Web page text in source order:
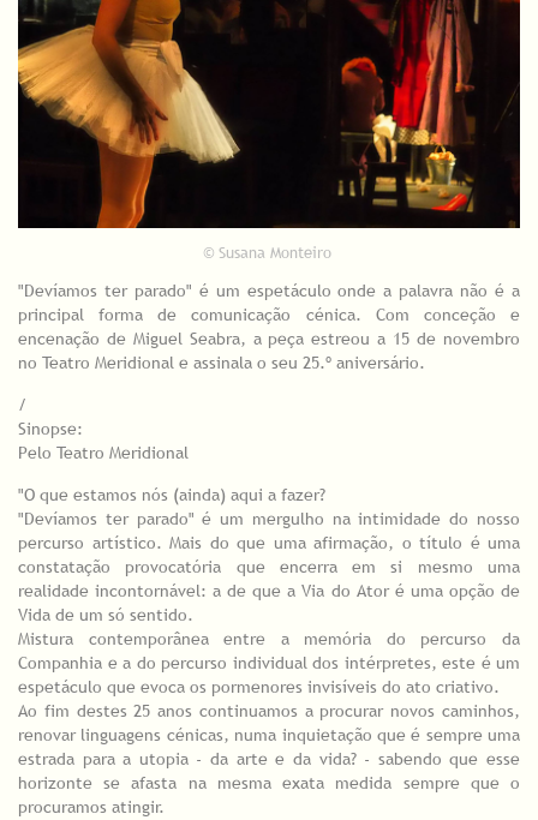
© Susana Monteiro
"Devíamos ter parado" é um espetáculo onde a palavra não é a
principal forma de comunicação cénica. Com conceção e
encenação de Miguel Seabra, a peça estreou a 15 de novembro
no Teatro Meridional e assinala o seu 25.º aniversário.
/
Sinopse:
Pelo Teatro Meridional
"O que estamos nós (ainda) aqui a fazer?
"Devíamos ter parado" é um mergulho na intimidade do nosso
percurso artístico. Mais do que uma afirmação, o título é uma
constatação provocatória que encerra em si mesmo uma
realidade incontornável: a de que a Via do Ator é uma opção de
Vida de um só sentido.
Mistura contemporânea entre a memória do percurso da
Companhia e a do percurso individual dos intérpretes, este é um
espetáculo que evoca os pormenores invisíveis do ato criativo.
Ao fim destes 25 anos continuamos a procurar novos caminhos,
renovar linguagens cénicas, numa inquietação que é sempre uma
estrada para a utopia - da arte e da vida? - sabendo que esse
horizonte se afasta na mesma exata medida sempre que o
procuramos atingir.